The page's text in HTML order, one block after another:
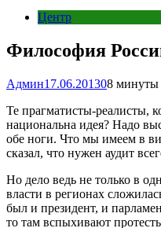
Центр
Философия
Админ17.06.201308 минуты
Те прагматисты-реалисты,
национальна идея? Надо
обе ноги. Что мы имеем в
сказал, что нужен аудит
Но дело ведь не только в
власти в регионах
был и президент, и
то там вспыхивают